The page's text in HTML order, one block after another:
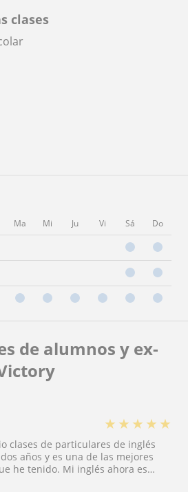
clases
Ma Mi Ju Vi Sá Do
de alumnos y ex-
★ ★ ★ ★ ★
clases de particulares de inglés
años y es una de las mejores
he tenido. Mi inglés ahora es
porque trabajamos mucho el